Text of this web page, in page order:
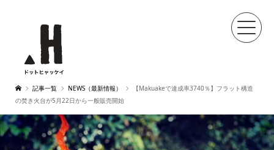
記事一覧 NEWS（最新情報）
【Makuakeで達成率3740％】フラット構造
の焚き火台が5月22日から一般販売開始